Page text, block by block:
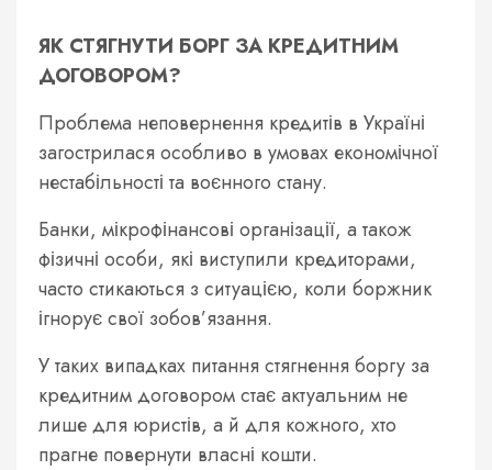
ЯК СТЯГНУТИ БОРГ ЗА КРЕДИТНИМ
ДОГОВОРОМ?
Проблема неповернення кредитів в Україні
загострилася особливо в умовах економічної
нестабільності та воєнного стану.
Банки, мікрофінансові організації, а також
фізичні особи, які виступили кредиторами,
часто стикаються з ситуацією, коли боржник
ігнорує свої зобов’язання.
У таких випадках питання стягнення боргу за
кредитним договором стає актуальним не
лише для юристів, а й для кожного, хто
прагне повернути власні кошти.